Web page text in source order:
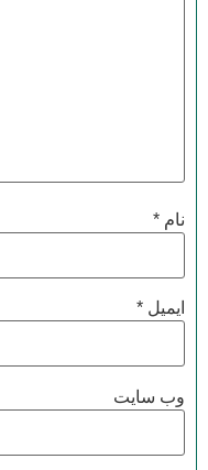
نام*
ایمیل *
وب‌ سایت